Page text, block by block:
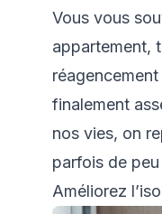
Vous vous
appartement,
finalement
nos vies, on
parfois de
Améliorez